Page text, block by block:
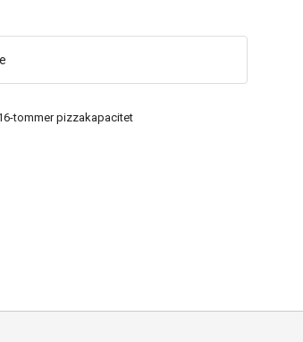
tommer pizzakapacitet